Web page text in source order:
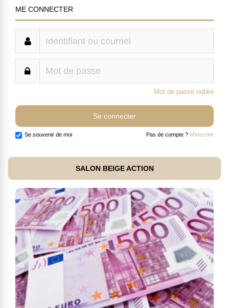
ME CONNECTER
Mot de passe oublié
Se souvenir de moi Pas de compte ? M'inscrire
SALON BEIGE ACTION